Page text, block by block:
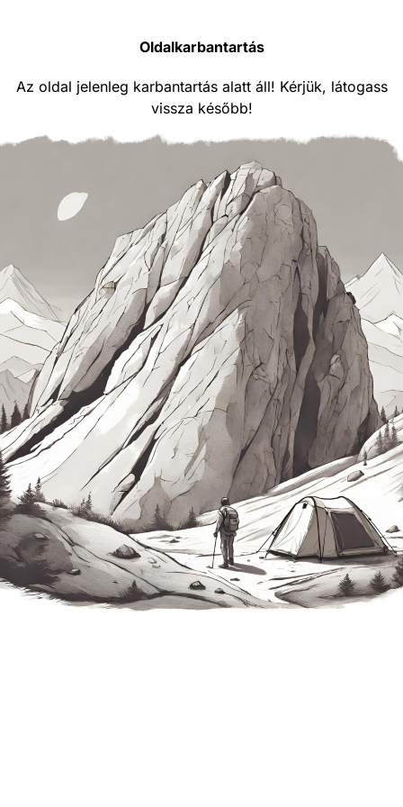
Oldalkarbantartás
Az oldal jelenleg karbantartás alatt áll! Kérjük, látogass
vissza később!